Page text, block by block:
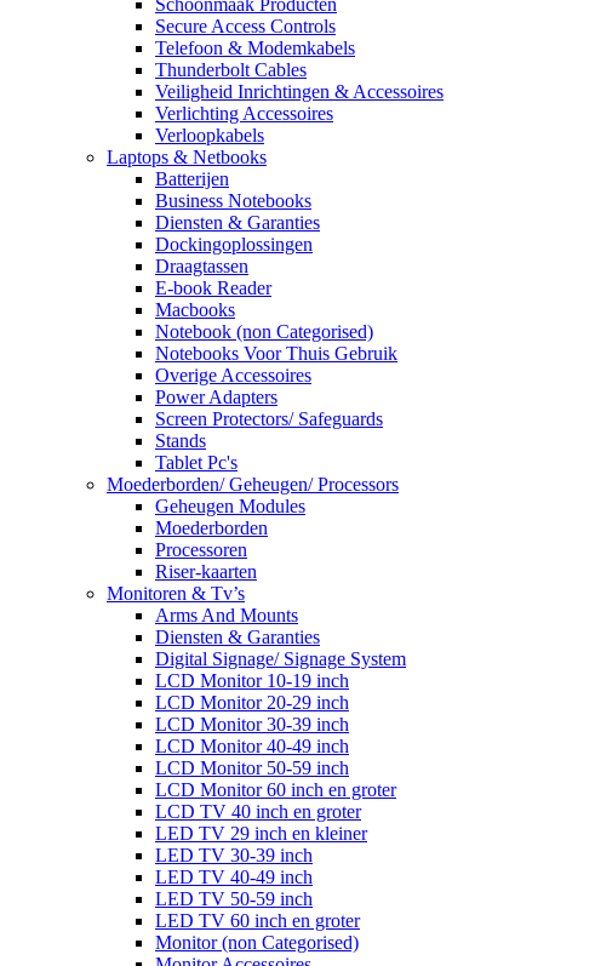
Secure Access Controls
Telefoon & Modemkabels
Thunderbolt Cables
Veiligheid Inrichtingen & Accessoires
Verlichting Accessoires
Verloopkabels
Laptops & Netbooks
Batterijen
Business Notebooks
Diensten & Garanties
Dockingoplossingen
Draagtassen
E-book Reader
Macbooks
Notebook (non Categorised)
Notebooks Voor Thuis Gebruik
Overige Accessoires
Power Adapters
Screen Protectors/ Safeguards
Stands
Tablet Pc's
Moederborden/ Geheugen/ Processors
Geheugen Modules
Moederborden
Processoren
Riser-kaarten
Monitoren & Tv’s
Arms And Mounts
Diensten & Garanties
Digital Signage/ Signage System
LCD Monitor 10-19 inch
LCD Monitor 20-29 inch
LCD Monitor 30-39 inch
LCD Monitor 40-49 inch
LCD Monitor 50-59 inch
LCD Monitor 60 inch en groter
LCD TV 40 inch en groter
LED TV 29 inch en kleiner
LED TV 30-39 inch
LED TV 40-49 inch
LED TV 50-59 inch
LED TV 60 inch en groter
Monitor (non Categorised)